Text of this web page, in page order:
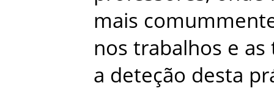
mais
nos trabalhos e as
a deteção desta